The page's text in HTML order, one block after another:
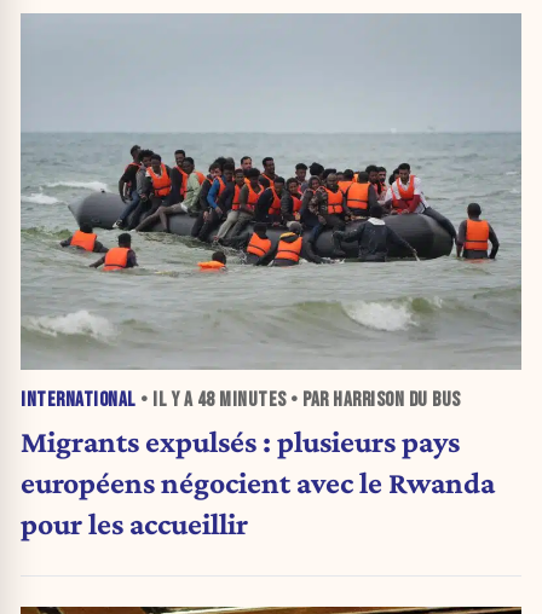
INTERNATIONAL • IL Y A 48 MINUTES• PAR HARRISON DU BUS
Migrants expulsés : plusieurs pays
européens négocient avec le Rwanda
pour les accueillir